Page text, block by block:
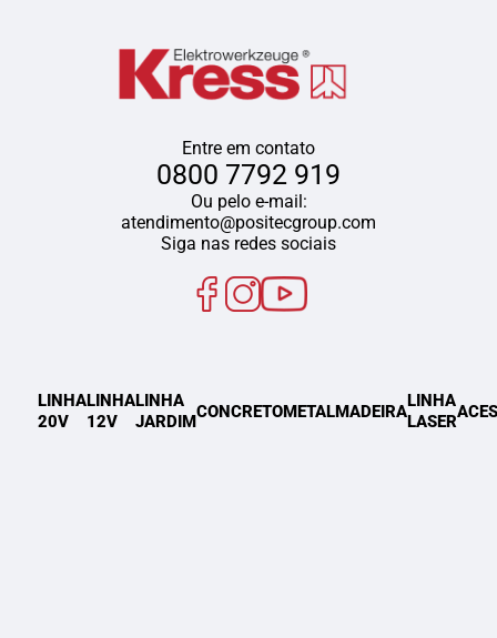
Entre em contato
0800 7792 919
Ou pelo e-mail:
atendimento@positecgroup.com
Siga nas redes sociais
LINHA
20V
LINHA
12V
LINHA
JARDIM
CONCRETOMETALMADEIRA
LINHA
LASER